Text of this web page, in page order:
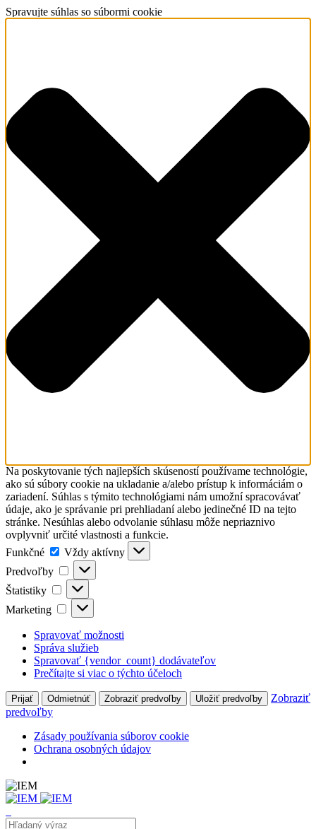
Spravujte súhlas so súbormi cookie
Na poskytovanie tých najlepších skúseností používame technológie,
ako sú súbory cookie na ukladanie a/alebo prístup k informáciám o
zariadení. Súhlas s týmito technológiami nám umožní spracovávať
údaje, ako je správanie pri prehliadaní alebo jedinečné ID na tejto
stránke. Nesúhlas alebo odvolanie súhlasu môže nepriaznivo
ovplyvniť určité vlastnosti a funkcie.
Funkčné
Funkčné
Vždy aktívny
Predvoľby
Predvoľby
Štatistiky Štatistiky
Marketing Marketing
Spravovať možnosti
Správa služieb
Spravovať {vendor_count} dodávateľov
Prečítajte si viac o týchto účeloch
Prijať Odmietnúť Zobraziť predvoľby Uložiť predvoľby
Zobraziť
predvoľby
Zásady používania súborov cookie
Ochrana osobných údajov